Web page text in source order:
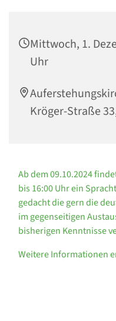
Mittwoch, 1.
Uhr
Kröger-Straße
Ab dem 09.10.2024
bis 16:00 Uhr ein
gedacht die gern die
im gegenseitigen
bisherigen Kenntnisse
Weitere Informationen